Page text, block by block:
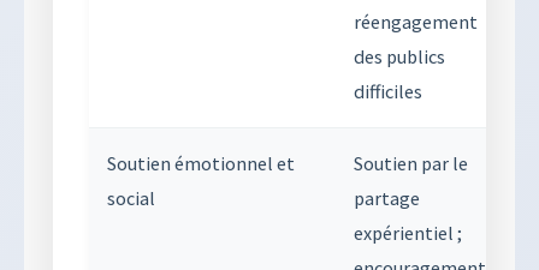
réengagement
des publics
difficiles
Soutien émotionnel et
social
Soutien par le
partage
expérientiel ;